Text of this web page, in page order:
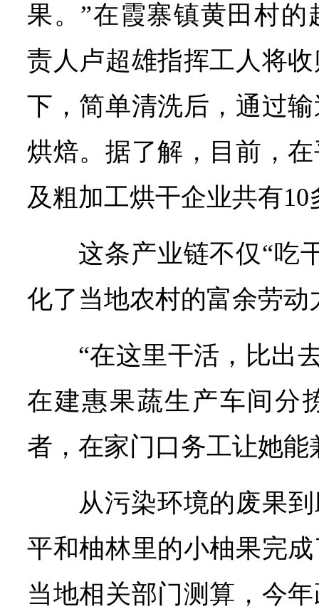
果。”在霞寨镇黄田村
责人卢超雄指挥工人将
下，简单清洗后，通过
烘焙。据了解，目前，
及粗加工烘干企业共有10
这条产业链不仅“吃
化了当地农村的富余劳动
“在这里干活，比出
在建惠果蔬生产车间分
者，在家门口务工让她
从污染环境的废果
平和柚林里的小柚果完
当地相关部门测算，今